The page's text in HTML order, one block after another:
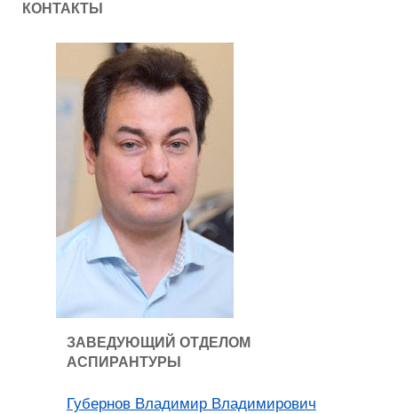
КОНТАКТЫ
ЗАВЕДУЮЩИЙ ОТДЕЛОМ
АСПИРАНТУРЫ
Губернов Владимир Владимирович